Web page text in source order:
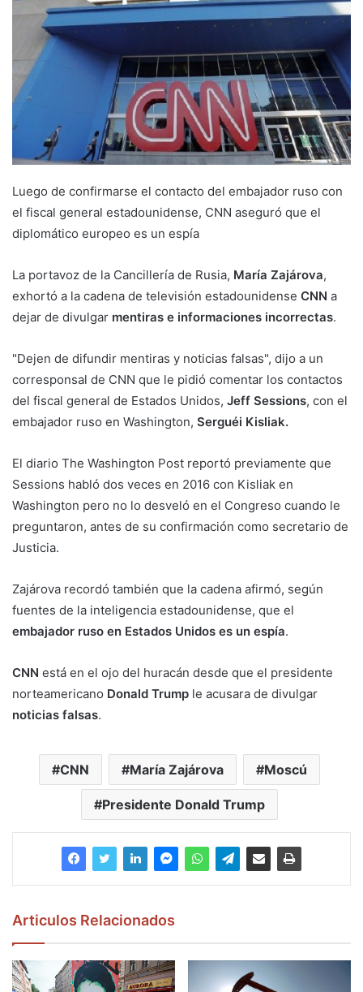
Luego de confirmarse el contacto del embajador ruso con
el fiscal general estadounidense, CNN aseguró que el
diplomático europeo es un espía
La portavoz de la Cancillería de Rusia, María Zajárova,
exhortó a la cadena de televisión estadounidense CNN a
dejar de divulgar mentiras e informaciones incorrectas.
"Dejen de difundir mentiras y noticias falsas", dijo a un
corresponsal de CNN que le pidió comentar los contactos
del fiscal general de Estados Unidos, Jeff Sessions, con el
embajador ruso en Washington, Serguéi Kisliak.
El diario The Washington Post reportó previamente que
Sessions habló dos veces en 2016 con Kisliak en
Washington pero no lo desveló en el Congreso cuando le
preguntaron, antes de su confirmación como secretario de
Justicia.
Zajárova recordó también que la cadena afirmó, según
fuentes de la inteligencia estadounidense, que el
embajador ruso en Estados Unidos es un espía.
CNN está en el ojo del huracán desde que el presidente
norteamericano Donald Trump le acusara de divulgar
noticias falsas.
CNN María Zajárova Moscú
Presidente Donald Trump
Articulos Relacionados